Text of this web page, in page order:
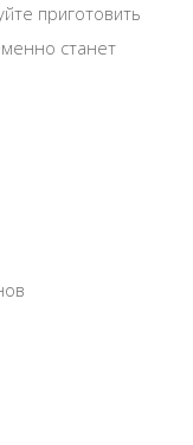
приготовить
станет